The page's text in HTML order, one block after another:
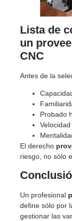
Lista de
un
CNC
Antes de la
Probado
El derecho
riesgo, no sólo
Un profesional
define sólo por
gestionar las